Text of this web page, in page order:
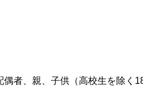
者、親、子供（高校生を除く